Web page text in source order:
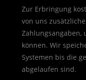
Zur Erbringung
von uns
Zahlungsangaben,
können. Wir
Systemen bis die
abgelaufen sind.